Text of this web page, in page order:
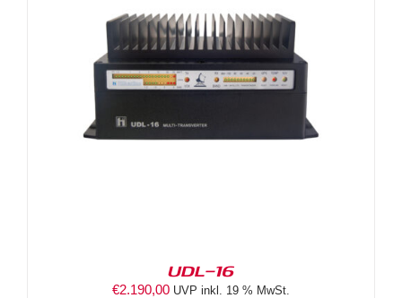
UDL-16
€2.190,00 UVP inkl. 19 % MwSt.